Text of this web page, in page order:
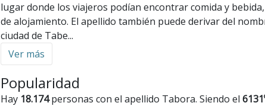
lugar donde los viajeros podían encontrar comida y
de alojamiento. El apellido también puede derivar del
ciudad de Tabe...
Ver más
Popularidad
Hay 18.174personas con el apellido Tabora. Siendo el